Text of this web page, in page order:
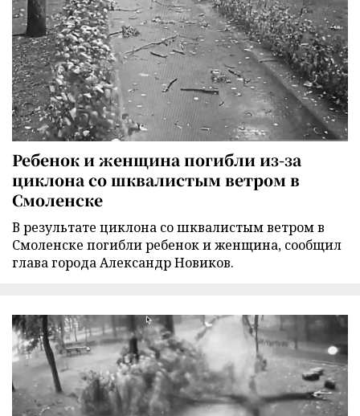
Ребенок и женщина погибли из-за
циклона со шквалистым ветром в
Смоленске
В результате циклона со шквалистым ветром в
Смоленске погибли ребенок и женщина, сообщил
глава города Александр Новиков.